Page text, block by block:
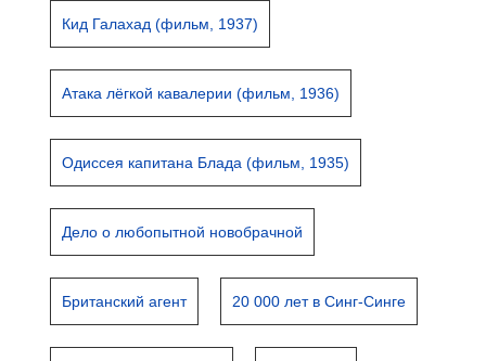
Кид Галахад (фильм, 1937)
Атака лёгкой кавалерии (фильм, 1936)
Одиссея капитана Блада (фильм, 1935)
Дело о любопытной новобрачной
Британский агент 20 000 лет в Синг-Синге